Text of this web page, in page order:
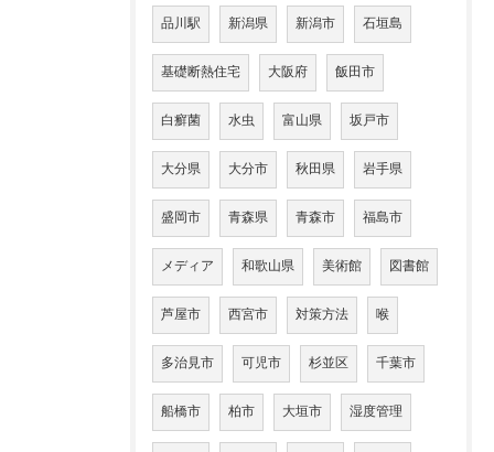
品川駅 新潟県 新潟市 石垣島
基礎断熱住宅 大阪府 飯田市
白癬菌 水虫 富山県 坂戸市
大分県 大分市 秋田県 岩手県
盛岡市 青森県 青森市 福島市
メディア 和歌山県 美術館 図書館
芦屋市 西宮市 対策方法 喉
多治見市 可児市 杉並区 千葉市
船橋市 柏市 大垣市 湿度管理